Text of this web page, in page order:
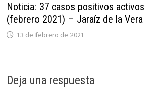
Noticia: 37 casos positivos
(febrero 2021) – Jaraíz de la
13 de febrero de 2021
Deja una respuesta